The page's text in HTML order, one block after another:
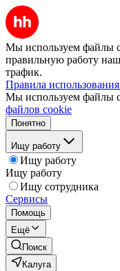
Мы используем файлы
правильную работу
трафик.
Правила
Мы используем файлы
файлов cookie
Понятно
Ищу работу
Ищу работу
Ищу работу
Ищу сотрудника
Сервисы
Помощь
Ещё
Поиск
Калуга